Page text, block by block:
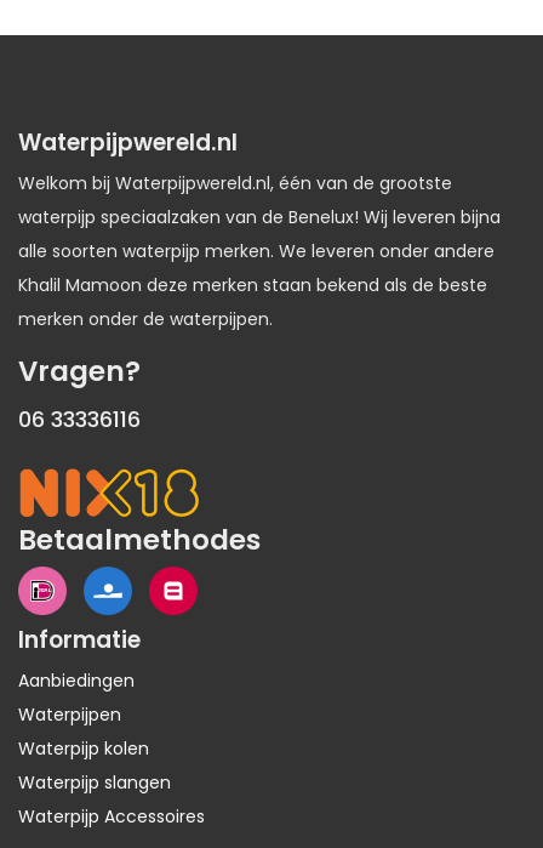
Waterpijpwereld.nl
Welkom bij Waterpijpwereld.nl, één van de grootste
waterpijp speciaalzaken van de Benelux! Wij leveren bijna
alle soorten waterpijp merken. We leveren onder andere
Khalil Mamoon deze merken staan bekend als de beste
merken onder de waterpijpen.
Vragen?
06 33336116
Betaalmethodes
Informatie
Aanbiedingen
Waterpijpen
Waterpijp kolen
Waterpijp slangen
Waterpijp Accessoires